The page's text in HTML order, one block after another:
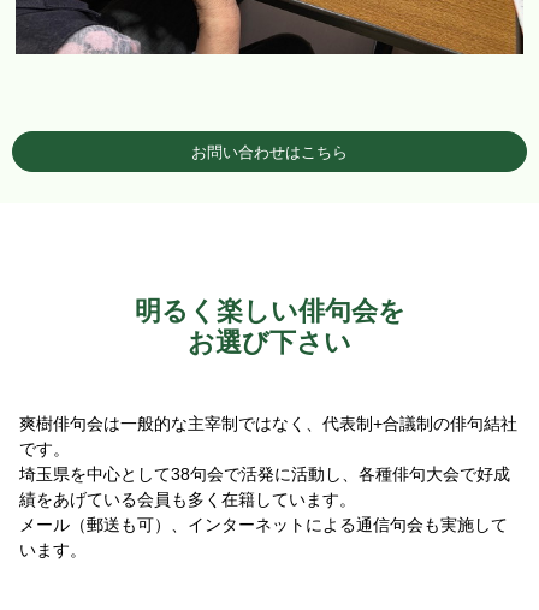
お問い合わせはこちら
明るく楽しい俳句会を
お選び下さい
爽樹俳句会は一般的な主宰制ではなく、代表制+合議制の俳句結社
です。
埼玉県を中心として38句会で活発に活動し、各種俳句大会で好成
績をあげている会員も多く在籍しています。
メール（郵送も可）、インターネットによる通信句会も実施して
います。